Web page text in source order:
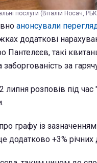
послуги (Віталій Носач,
анонсували
додаткові
такі
за
розповів під
графу із
додатково +3% річних